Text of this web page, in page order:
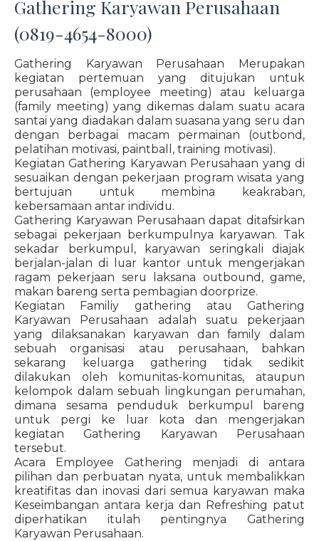
Gathering Karyawan Perusahaan
(0819-4654-8000)
Gathering Karyawan Perusahaan Merupakan
kegiatan pertemuan yang ditujukan untuk
perusahaan (employee meeting) atau keluarga
(family meeting) yang dikemas dalam suatu acara
santai yang diadakan dalam suasana yang seru dan
dengan berbagai macam permainan (outbond,
pelatihan motivasi, paintball, training motivasi).
Kegiatan Gathering Karyawan Perusahaan yang di
sesuaikan dengan pekerjaan program wisata yang
bertujuan untuk membina keakraban,
kebersamaan antar individu.
Gathering Karyawan Perusahaan dapat ditafsirkan
sebagai pekerjaan berkumpulnya karyawan. Tak
sekadar berkumpul, karyawan seringkali diajak
berjalan-jalan di luar kantor untuk mengerjakan
ragam pekerjaan seru laksana outbound, game,
makan bareng serta pembagian doorprize.
Kegiatan Familiy gathering atau Gathering
Karyawan Perusahaan adalah suatu pekerjaan
yang dilaksanakan karyawan dan family dalam
sebuah organisasi atau perusahaan, bahkan
sekarang keluarga gathering tidak sedikit
dilakukan oleh komunitas-komunitas, ataupun
kelompok dalam sebuah lingkungan perumahan,
dimana sesama penduduk berkumpul bareng
untuk pergi ke luar kota dan mengerjakan
kegiatan Gathering Karyawan Perusahaan
tersebut.
Acara Employee Gathering menjadi di antara
pilihan dan perbuatan nyata, untuk membalikkan
kreatifitas dan inovasi dari semua karyawan maka
Keseimbangan antara kerja dan Refreshing patut
diperhatikan itulah pentingnya Gathering
Karyawan Perusahaan.